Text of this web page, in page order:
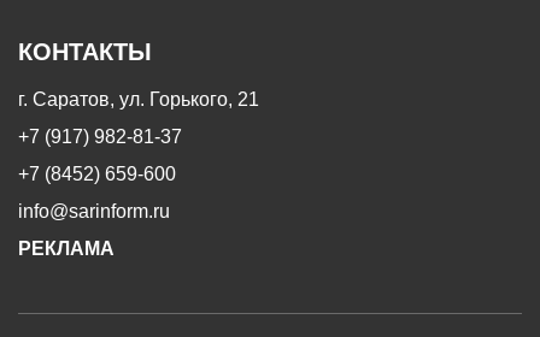
КОНТАКТЫ
г. Саратов, ул. Горького, 21
+7 (917) 982-81-37
+7 (8452) 659-600
info@sarinform.ru
РЕКЛАМА